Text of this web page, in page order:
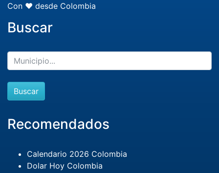
Con ❤️ desde Colombia
Buscar
Buscar
Recomendados
Calendario 2026 Colombia
Dolar Hoy Colombia